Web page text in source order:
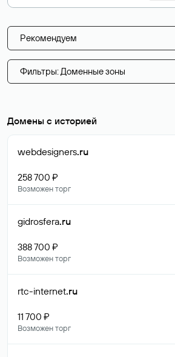
Рекомендуем
Фильтры: Доменные зоны
Домены с историей
webdesigners.ru
258 700 ₽
Возможен торг
gidrosfera.ru
388 700 ₽
Возможен торг
rtc-internet.ru
11 700 ₽
Возможен торг